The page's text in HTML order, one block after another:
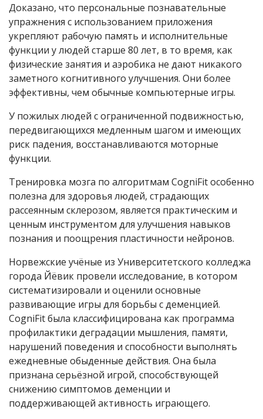
Доказано, что персональные познавательные
упражнения с использованием приложения
укрепляют рабочую память и исполнительные
функции у людей старше 80 лет, в то время, как
физические занятия и аэробика не дают никакого
заметного когнитивного улучшения. Они более
эффективны, чем обычные компьютерные игры.
У пожилых людей с ограниченной подвижностью,
передвигающихся медленным шагом и имеющих
риск падения, восстанавливаются моторные
функции.
Тренировка мозга по алгоритмам CogniFit особенно
полезна для здоровья людей, страдающих
рассеянным склерозом, является практическим и
ценным инструментом для улучшения навыков
познания и поощрения пластичности нейронов.
Норвежские учёные из Университетского колледжа
города Йёвик провели исследование, в котором
систематизировали и оценили основные
развивающие игры для борьбы с деменцией.
CogniFit была классифицирована как программа
профилактики деградации мышления, памяти,
нарушений поведения и способности выполнять
ежедневные обыденные действия. Она была
признана серьёзной игрой, способствующей
снижению симптомов деменции и
поддерживающей активность играющего.